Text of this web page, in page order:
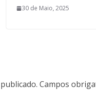
30 de Maio, 2025
Campos